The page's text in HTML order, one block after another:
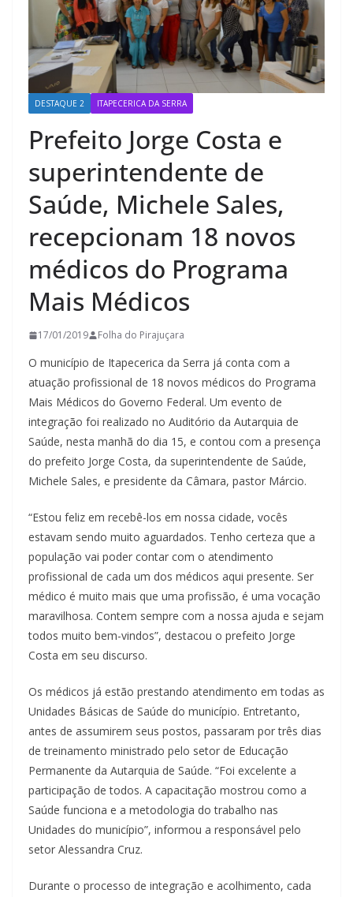
DESTAQUE 2 ITAPECERICA DA SERRA
Prefeito Jorge Costa e
superintendente de
Saúde, Michele Sales,
recepcionam 18 novos
médicos do Programa
Mais Médicos
17/01/2019 Folha do Pirajuçara
O município de Itapecerica da Serra já conta com a
atuação profissional de 18 novos médicos do Programa
Mais Médicos do Governo Federal. Um evento de
integração foi realizado no Auditório da Autarquia de
Saúde, nesta manhã do dia 15, e contou com a presença
do prefeito Jorge Costa, da superintendente de Saúde,
Michele Sales, e presidente da Câmara, pastor Márcio.
“Estou feliz em recebê-los em nossa cidade, vocês
estavam sendo muito aguardados. Tenho certeza que a
população vai poder contar com o atendimento
profissional de cada um dos médicos aqui presente. Ser
médico é muito mais que uma profissão, é uma vocação
maravilhosa. Contem sempre com a nossa ajuda e sejam
todos muito bem-vindos”, destacou o prefeito Jorge
Costa em seu discurso.
Os médicos já estão prestando atendimento em todas as
Unidades Básicas de Saúde do município. Entretanto,
antes de assumirem seus postos, passaram por três dias
de treinamento ministrado pelo setor de Educação
Permanente da Autarquia de Saúde. “Foi excelente a
participação de todos. A capacitação mostrou como a
Saúde funciona e a metodologia do trabalho nas
Unidades do município”, informou a responsável pelo
setor Alessandra Cruz.
Durante o processo de integração e acolhimento, cada